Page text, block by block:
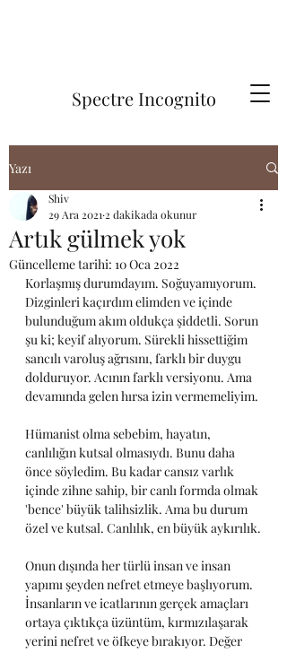
Spectre Incognito
Yazı
Artık gülmek yok
Shiv
29 Ara 2021 2 dakikada okunur
Güncelleme tarihi: 10 Oca 2022
Korlaşmış durumdayım. Soğuyamıyorum.
Dizginleri kaçırdım elimden ve içinde
bulunduğum akım oldukça şiddetli. Sorun
şu ki; keyif alıyorum. Sürekli hissettiğim
sancılı varoluş ağrısını, farklı bir duygu
dolduruyor. Acının farklı versiyonu. Ama
devamında gelen hırsa izin vermemeliyim.
Hümanist olma sebebim, hayatın,
canlılığın kutsal olmasıydı. Bunu daha
önce söyledim. Bu kadar cansız varlık
içinde zihne sahip, bir canlı formda olmak
'bence' büyük talihsizlik. Ama bu durum
özel ve kutsal. Canlılık, en büyük aykırılık.
Onun dışında her türlü insan ve insan
yapımı şeyden nefret etmeye başlıyorum.
İnsanların ve icatlarının gerçek amaçları
ortaya çıktıkça üzüntüm, kırmızılaşarak
yerini nefret ve öfkeye bırakıyor. Değer